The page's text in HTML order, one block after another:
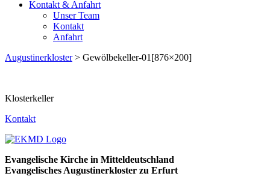
Kontakt & Anfahrt
Unser Team
Kontakt
Anfahrt
Augustinerkloster> Gewölbekeller-01[876×200]
Klosterkeller
Kontakt
Evangelische Kirche in Mitteldeutschland
Evangelisches Augustinerkloster zu Erfurt